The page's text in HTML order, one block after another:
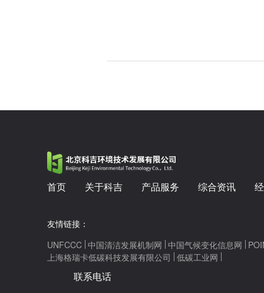
首页 关于科吉 产品服务 综合资讯
友情链接：
UNFCCC 中国清洁发展机制网 中国气候变化信息网
上海格瑞卡低碳科技发展有限公司 低碳工业网
联系电话